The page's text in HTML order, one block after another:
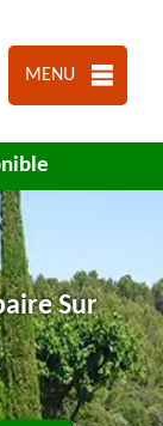
MENU
Sur